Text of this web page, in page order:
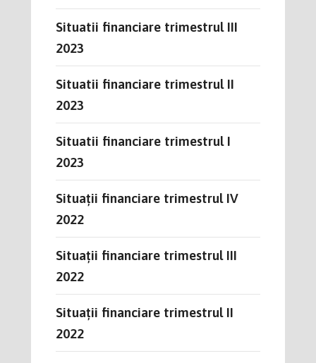
Situatii financiare trimestrul III
2023
Situatii financiare trimestrul II
2023
Situatii financiare trimestrul I
2023
Situații financiare trimestrul IV
2022
Situații financiare trimestrul III
2022
Situații financiare trimestrul II
2022